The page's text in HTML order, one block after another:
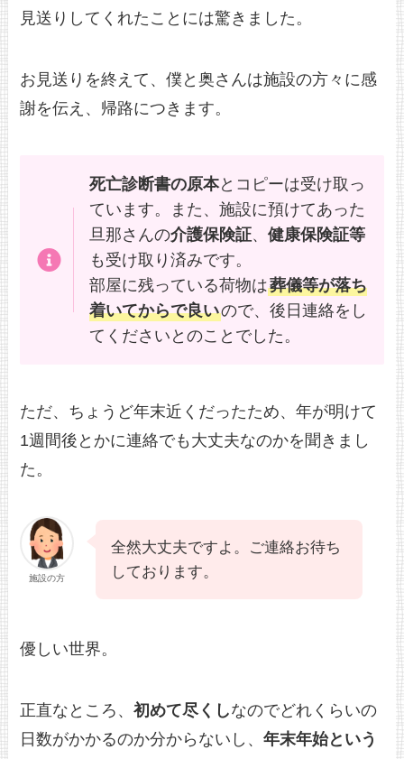
見送りしてくれたことには驚きました。
お見送りを終えて、僕と奥さんは施設の方々に感
謝を伝え、帰路につきます。
死亡診断書の原本とコピーは受け取っ
ています。また、施設に預けてあった
旦那さんの介護保険証、 健康保険証等
も受け取り済みです。
部屋に残っている荷物は葬儀等が落ち
着いてからで良いので、後日連絡をし
てくださいとのことでした。
ただ、ちょうど年末近くだったため、年が明けて
1週間後とかに連絡でも大丈夫なのかを聞きまし
た。
施設の方
全然大丈夫ですよ。ご連絡お待ち
しております。
優しい世界。
正直なところ、初めて尽くしなのでどれくらいの
日数がかかるのか分からないし、年末年始という